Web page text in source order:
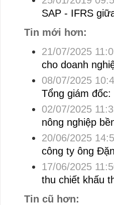
SAP - IFRS
Tin mới hơn:
21/07/2025
cho doanh
08/07/2025
Tổng giám đốc:
02/07/2025
nông nghiệp
20/06/2025
công ty ông
17/06/2025
thu chiết khấu
Tin cũ hơn: